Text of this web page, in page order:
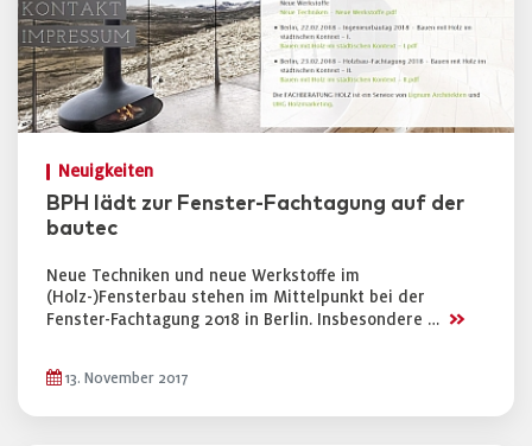
Neuigkeiten
BPH lädt zur Fenster-Fachtagung auf der
bautec
Neue Techniken und neue Werkstoffe im
(Holz-)Fensterbau stehen im Mittelpunkt bei der
Fenster-Fachtagung 2018 in Berlin. Insbesondere … >>
13. November 2017